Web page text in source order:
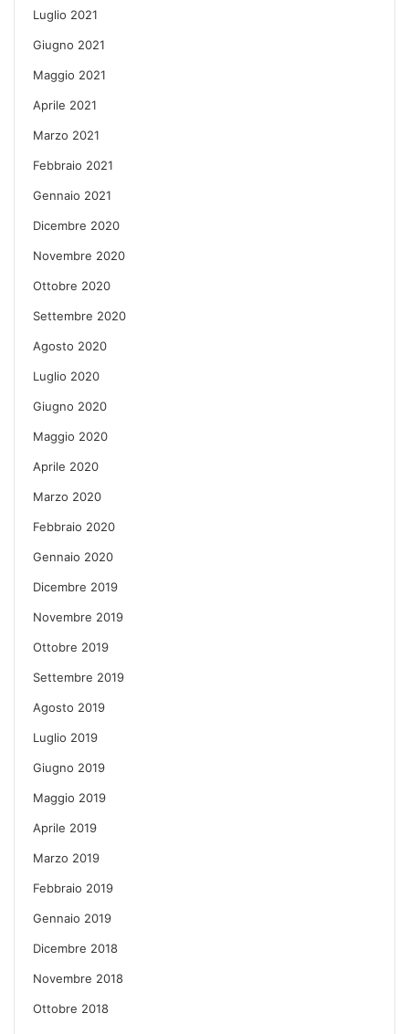
Luglio 2021
Giugno 2021
Maggio 2021
Aprile 2021
Marzo 2021
Febbraio 2021
Gennaio 2021
Dicembre 2020
Novembre 2020
Ottobre 2020
Settembre 2020
Agosto 2020
Luglio 2020
Giugno 2020
Maggio 2020
Aprile 2020
Marzo 2020
Febbraio 2020
Gennaio 2020
Dicembre 2019
Novembre 2019
Ottobre 2019
Settembre 2019
Agosto 2019
Luglio 2019
Giugno 2019
Maggio 2019
Aprile 2019
Marzo 2019
Febbraio 2019
Gennaio 2019
Dicembre 2018
Novembre 2018
Ottobre 2018